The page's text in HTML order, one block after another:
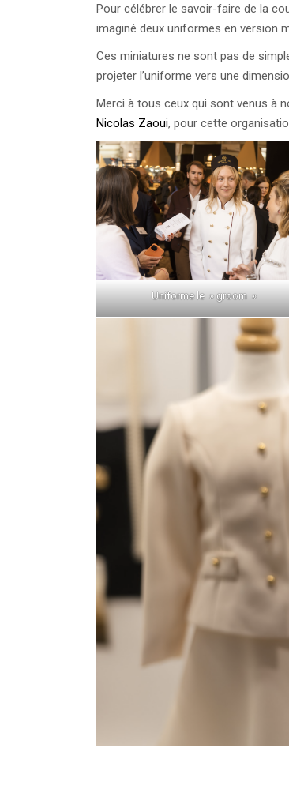
Pour célébrer le savoir-faire de la
imaginé deux uniformes en version
Ces miniatures ne sont pas de
projeter l’uniforme vers une
Merci à tous ceux qui sont venus à
Nicolas Zaoui, pour cette
Uniforme le » groom »